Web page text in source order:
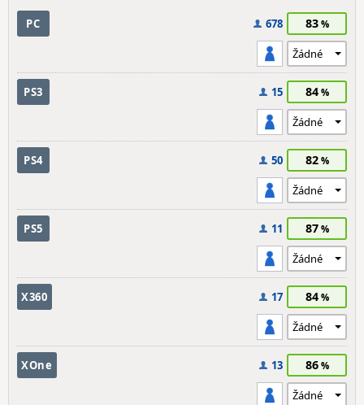
PC 678 83
PS3 15 84
PS4 50 82
PS5 11 87
X360 17 84
XOne 13 86